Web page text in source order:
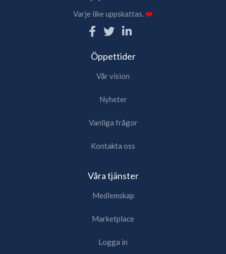
Varje like uppskattas.❤️
Öppettider
Vår vision
Nyheter
Vanliga frågor
Kontakta oss
Våra tjänster
Medlemskap
Marketplace
Logga in